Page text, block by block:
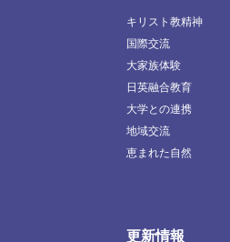
キリスト教精神
国際交流
大家族体験
日英融合教育
大学との連携
地域交流
恵まれた自然
更新情報